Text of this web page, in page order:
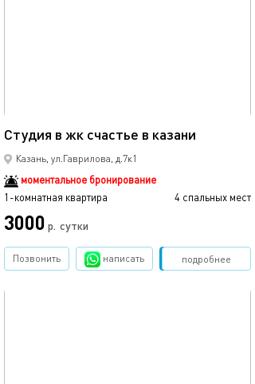
Студия в жк счастье в казани
Казань, ул.Гаврилова, д.7к1
моментальное бронирование
1-комнатная квартира
4 спальных мест
3000 р. сутки
подробнее
Позвонить написать Забронировать